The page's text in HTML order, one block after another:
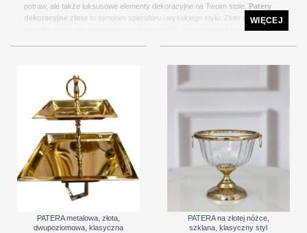
potraw, ale także luksusowe elementy dekoracyjne na Twoim stole. Patery
dekoracyjne złote to synonim splendoru i wysokiego stylu. Złote patery to
nie tylko naczynia, ale prawdziwe dzieła sztuki, które nadają każdemu stołowi
pragną uczynić każde podanie potrawy wyjątkowym momentem.
WIĘCEJ
PATERA metalowa, złota,
dwupoziomowa, klasyczna
PATERA na złotej nóżce,
szklana, klasyczny styl